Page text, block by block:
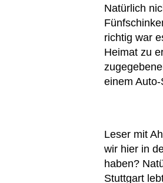
Natürlich
richtig war
Heimat zu
einem
Leser mit
wir hier in
haben?
Stuttgart